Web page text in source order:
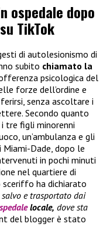
ospedale dopo
TikTok
di autolesionismo di
subito chiamato la
psicologica del
forze dell’ordine e
senza ascoltare i
Secondo quanto
tre figli minorenni
un’ambulanza e gli
Dade, dopo le
in pochi minuti
nel quartiere di
sceriffo ha dichiarato
e trasportato dai
locale, dove sta
del blogger è stato